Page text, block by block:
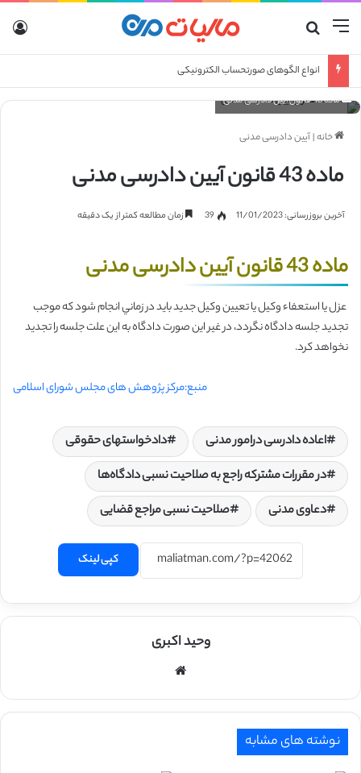
منو
انواع الگوهای صورتحساب الکترونیکی
ماده 43 قانون آیین دادرسی مدنی
خانه|آیین دادرسی مدنی
ماده 43 قانون آیین دادرسی مدنی
آخرین بروزرسانی: 11/01/2023 39 زمان مطالعه کمتر از یک دقیقه
ماده 43 قانون آیین دادرسی مدنی
عزل يا استعفاء وكيل يا تعيين وكيل جديد بايد در زماني انجام شود كه موجب
تجديد جلسه دادگاه نگردد، در غير اين‌ صورت دادگاه به اين‌ علت جلسه را تجديد
نخواهد كرد.
منبع:مرکز پژوهش های مجلس شورای اسلامی
اعاده دادرسی درامور مدنی
دادخواستهای حقوقی
در مقررات مشترکه راجع به صلاحیت نسبی دادگاه‌ها
دعاوی مدنی
صلاحیت نسبی مراجع قضایی
کپی لینک
وحید اکبری
نوشته های مشابه